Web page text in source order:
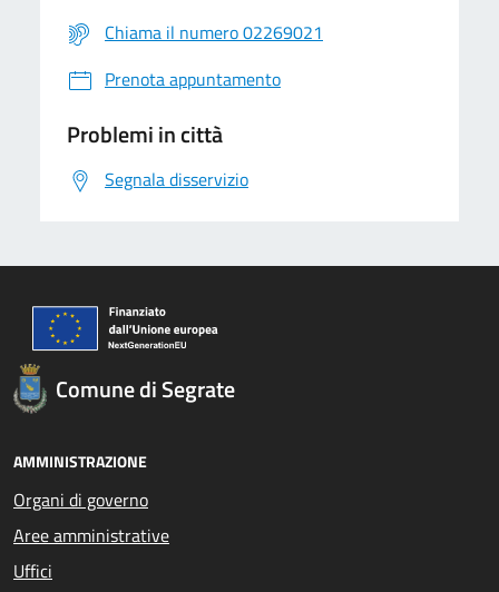
Chiama il numero 02269021
Prenota appuntamento
Problemi in città
Segnala disservizio
Comune di Segrate
AMMINISTRAZIONE
Organi di governo
Aree amministrative
Uffici